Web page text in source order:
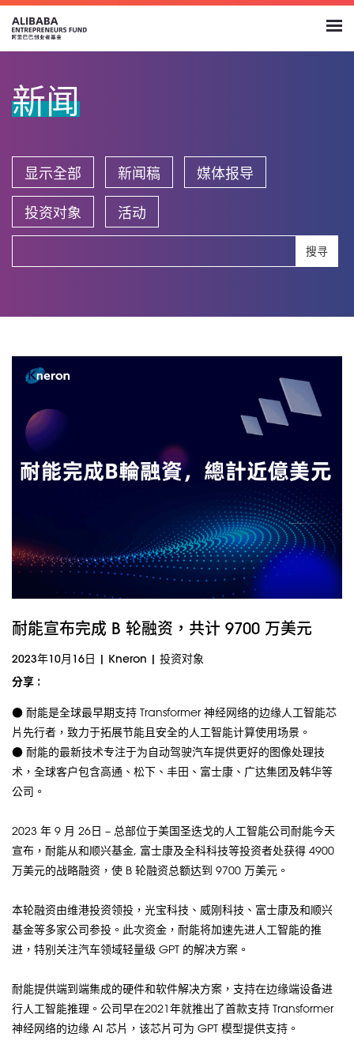
新闻
显示全部 新闻稿 媒体报导
投资对象 活动
搜寻
耐能宣布完成 B 轮融资，共计 9700 万美元
2023年10月16日 | Kneron | 投资对象
分享 :
● 耐能是全球最早期支持 Transformer 神经网络的边缘人工智能芯
片先行者，致力于拓展节能且安全的人工智能计算使用场景。
● 耐能的最新技术专注于为自动驾驶汽车提供更好的图像处理技
术，全球客户包含高通、松下、丰田、富士康、广达集团及韩华等
公司。
2023 年 9 月 26日 – 总部位于美国圣迭戈的人工智能公司耐能今天
宣布，耐能从和顺兴基金, 富士康及全科科技等投资者处获得 4900
万美元的战略融资，使 B 轮融资总额达到 9700 万美元。
本轮融资由维港投资领投，光宝科技、威刚科技、富士康及和顺兴
基金等多家公司参投。此次资金，耐能将加速先进人工智能的推
进，特别关注汽车领域轻量级 GPT 的解决方案。
耐能提供端到端集成的硬件和软件解决方案，支持在边缘端设备进
行人工智能推理。公司早在2021年就推出了首款支持 Transformer
神经网络的边缘 AI 芯片，该芯片可为 GPT 模型提供支持。